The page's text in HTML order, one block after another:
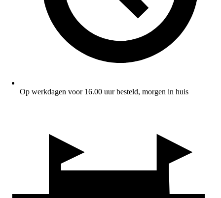
Op werkdagen voor 16.00 uur besteld, morgen in huis